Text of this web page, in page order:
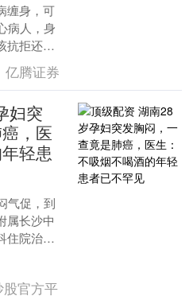
缠身，可
病人，身
抗拒还是
，70岁以
亿腾证券
妇突
，医
轻患
气促，到
属长沙中
住院治
多发转
股官方平